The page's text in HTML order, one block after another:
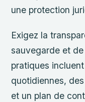
une protection
Exigez la
sauvegarde et
pratiques
quotidiennes,
et un plan de